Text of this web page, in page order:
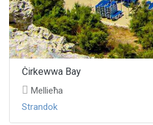
Ċirkewwa Bay
Mellieħa
Strandok